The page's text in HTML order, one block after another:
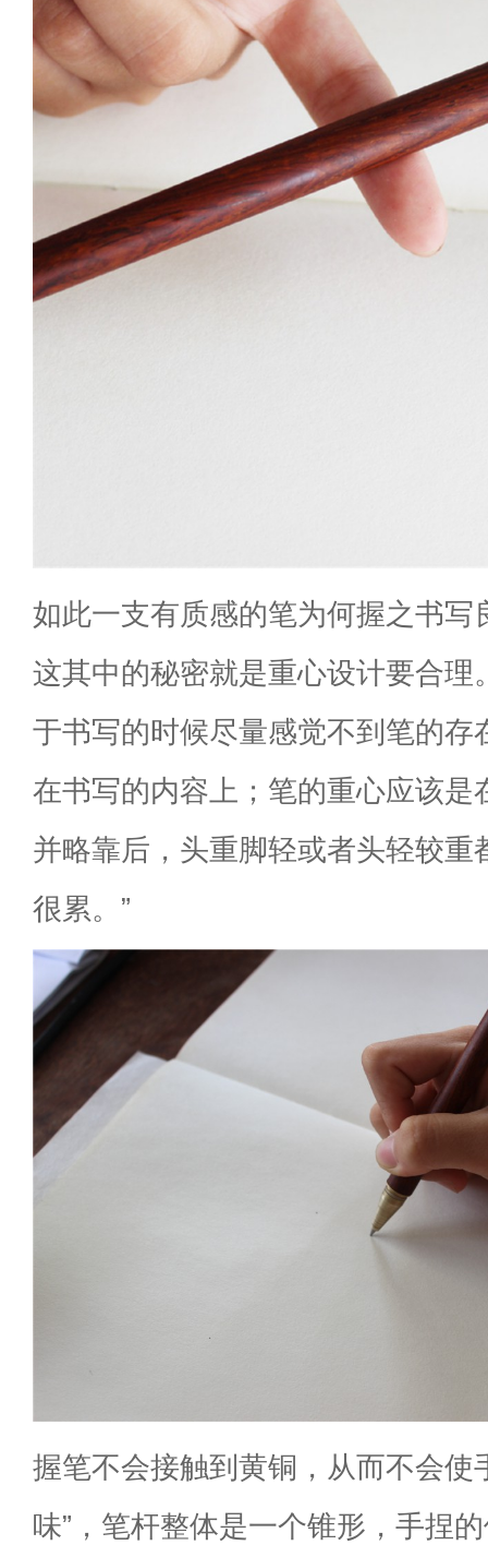
如此一支有质感的笔为何握之书写
这其中的秘密就是重心设计要合理
于书写的时候尽量感觉不到笔的存
在书写的内容上；笔的重心应该是
并略靠后，头重脚轻或者头轻较重
很累。”
握笔不会接触到黄铜，从而不会使
味”，笔杆整体是一个锥形，手捏